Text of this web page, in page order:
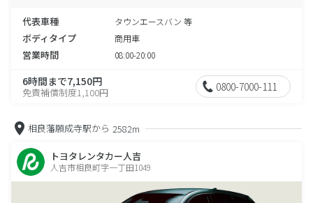
代表車種 タウンエースバン 等
ボディタイプ 商用車
営業時間 08:00-20:00
6時間まで7,150円
免責補償制度1,100円 0800-7000-111
相良藩願成寺駅から 2582m
トヨタレンタカー人吉
人吉市相良町字一丁田1049